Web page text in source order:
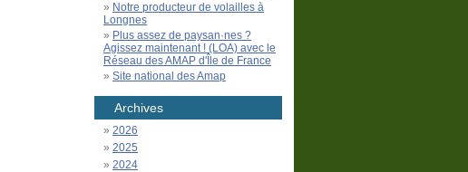
Notre producteur de volailles à
Longnes
Plus assez de paysan·nes ?
Agissez maintenant ! (LOA) avec le
Réseau des AMAP d'Île de France
Site national des Amap
Archives
2026
2025
2024